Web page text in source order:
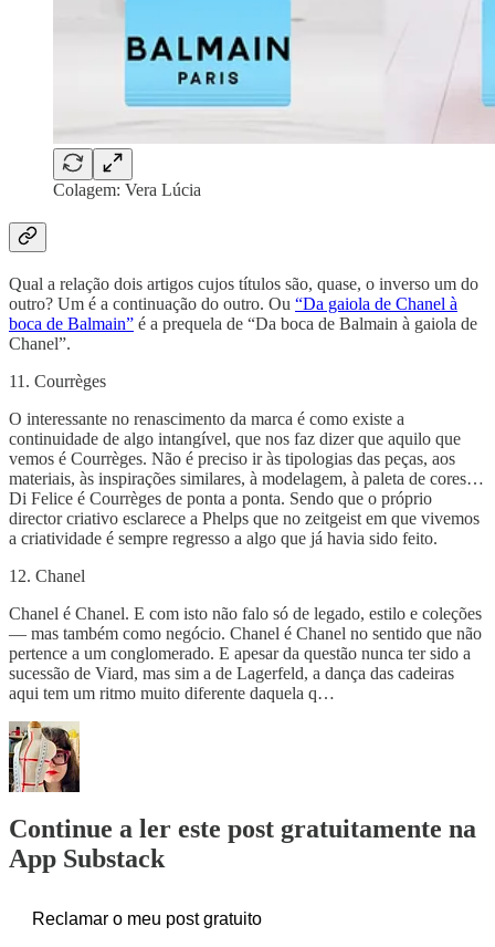
Colagem: Vera Lúcia
Qual a relação dois artigos cujos títulos são, quase, o inverso um do
outro? Um é a continuação do outro. Ou “Da gaiola de Chanel à
boca de Balmain” é a prequela de “Da boca de Balmain à gaiola de
Chanel”.
11. Courrèges
O interessante no renascimento da marca é como existe a
continuidade de algo intangível, que nos faz dizer que aquilo que
vemos é Courrèges. Não é preciso ir às tipologias das peças, aos
materiais, às inspirações similares, à modelagem, à paleta de cores…
Di Felice é Courrèges de ponta a ponta. Sendo que o próprio
director criativo esclarece a Phelps que no zeitgeist em que vivemos
a criatividade é sempre regresso a algo que já havia sido feito.
12. Chanel
Chanel é Chanel. E com isto não falo só de legado, estilo e coleções
— mas também como negócio. Chanel é Chanel no sentido que não
pertence a um conglomerado. E apesar da questão nunca ter sido a
sucessão de Viard, mas sim a de Lagerfeld, a dança das cadeiras
aqui tem um ritmo muito diferente daquela q…
Continue a ler este post gratuitamente na
App Substack
Reclamar o meu post gratuito